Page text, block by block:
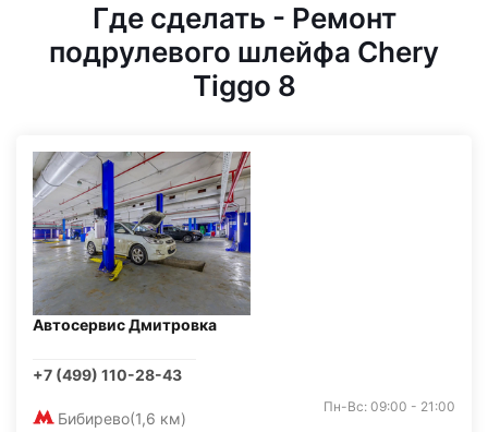
Где сделать - Ремонт
подрулевого шлейфа Chery
Tiggo 8
Автосервис Дмитровка
+7 (499) 110-28-43
Бибирево(1,6 км)
Пн-Вс: 09:00 - 21:00